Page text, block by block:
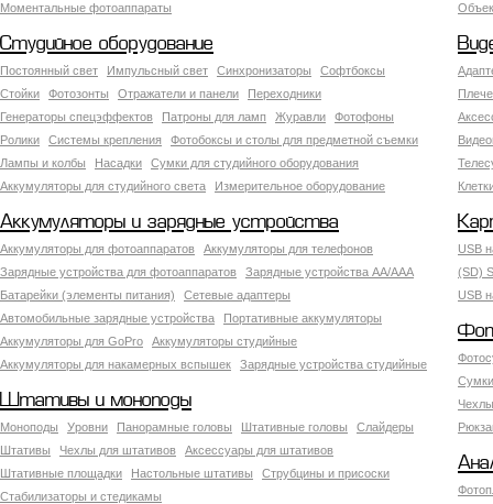
Моментальные фотоаппараты
Студийное оборудование
Постоянный свет Импульсный свет Синхронизаторы
Софтбоксы
Стойки
Фотозонты Отражатели и панели
Переходники
Генераторы спецэффектов
Патроны для ламп Журавли
Фотофоны
Ролики
Системы крепления
Фотобоксы и столы для предметной съемки
Лампы и колбы
Насадки
Сумки для студийного оборудования
Аккумуляторы для студийного света
Измерительное оборудование
Аккумуляторы и зарядные устройства
Аккумуляторы для фотоаппаратов
Аккумуляторы для телефонов
Зарядные устройства для фотоаппаратов
Зарядные устройства AA/AAA
Батарейки (элементы питания)
Сетевые адаптеры
Автомобильные зарядные устройства
Портативные аккумуляторы
Аккумуляторы для GoPro
Аккумуляторы студийные
Аккумуляторы для накамерных вспышек
Зарядные устройства студийные
USB
(SD)
USB
Штативы и моноподы
Моноподы Уровни Панорамные головы Штативные головы
Слайдеры
Штативы
Чехлы для штативов
Аксессуары для штативов
Штативные площадки
Настольные штативы
Струбцины и присоски
Стабилизаторы и стедикамы